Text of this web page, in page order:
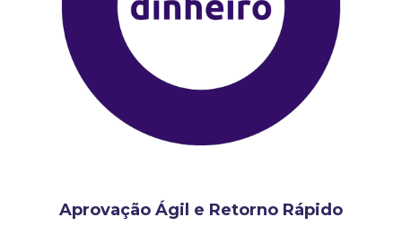
Aprovação Ágil e Retorno Rápido